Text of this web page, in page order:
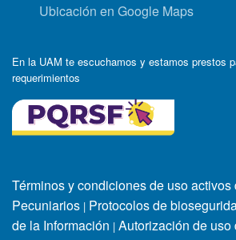
Ubicación en Google Maps
En la UAM te escuchamos y estamos prestos
requerimientos
Términos y condiciones de uso
Pecuniarios | Protocolos de
de la Información | Autorización de uso